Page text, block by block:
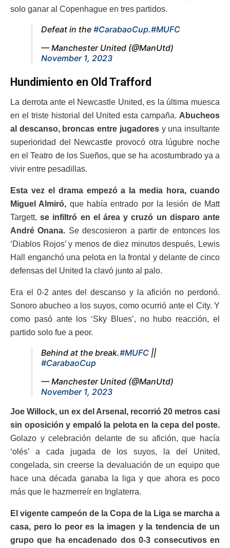
solo ganar al Copenhague en tres partidos.
Defeat in the #CarabaoCup.#MUFC
— Manchester United (@ManUtd)
November 1, 2023
Hundimiento en Old Trafford
La derrota ante el Newcastle United, es la última muesca
en el triste historial del United esta campaña. Abucheos
al descanso, broncas entre jugadoresy una insultante
superioridad del Newcastle provocó otra lúgubre noche
en el Teatro de los Sueños, que se ha acostumbrado ya a
vivir entre pesadillas.
Esta vez el drama empezó a la media hora, cuando
Miguel Almiró, que había entrado por la lesión de Matt
Targett, se infiltró en el área y cruzó un disparo ante
André Onana. Se descosieron a partir de entonces los
‘Diablos Rojos’ y menos de diez minutos después, Lewis
Hall enganchó una pelota en la frontal y delante de cinco
defensas del United la clavó junto al palo.
Era el 0-2 antes del descanso y la afición no perdonó.
Sonoro abucheo a los suyos, como ocurrió ante el City. Y
como pasó ante los ‘Sky Blues’, no hubo reacción, el
partido solo fue a peor.
Behind at the break.#MUFC ||
#CarabaoCup
— Manchester United (@ManUtd)
November 1, 2023
Joe Willock, un ex del Arsenal, recorrió 20 metros casi
sin oposición y empaló la pelota en la cepa del poste.
Golazo y celebración delante de su afición, que hacía
‘olés’ a cada jugada de los suyos, la del United,
congelada, sin creerse la devaluación de un equipo que
hace una década ganaba la liga y que ahora es poco
más que le hazmerreír en Inglaterra.
El vigente campeón de la Copa de la Liga se marcha a
casa, pero lo peor es la imagen y la tendencia de un
grupo que ha encadenado dos 0-3 consecutivos en